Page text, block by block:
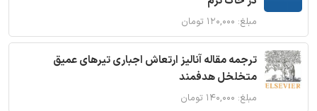
مبلغ: ۱۲۰,۰۰۰ تومان
ترجمه مقاله آنالیز ارتعاش اجباری تیرهای عمیق
متخلخل هدفمند
مبلغ: ۱۴۰,۰۰۰ تومان